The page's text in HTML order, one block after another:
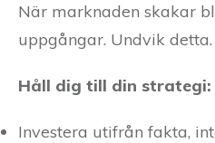
När marknaden skakar
uppgångar. Undvik detta.
Håll dig till din strategi:
Investera utifrån fakta,